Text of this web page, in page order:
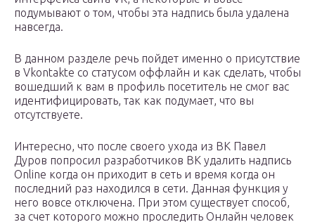
подумывают о том, чтобы эта надпись была удалена
навсегда.
В данном разделе речь пойдет именно о присутствие
в Vkontakte со статусом оффлайн и как сделать, чтобы
вошедший к вам в профиль посетитель не смог вас
идентифицировать, так как подумает, что вы
отсутствуете.
Интересно, что после своего ухода из ВК Павел
Дуров попросил разработчиков ВК удалить надпись
Online когда он приходит в сеть и время когда он
последний раз находился в сети. Данная функция у
него вовсе отключена. При этом существует способ,
за счет которого можно проследить Онлайн человек